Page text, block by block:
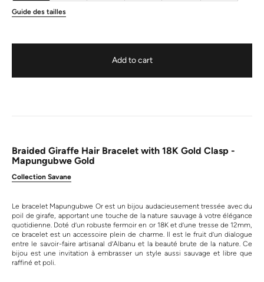
Guide des tailles
Add to cart
Braided Giraffe Hair Bracelet with 18K Gold Clasp -
Mapungubwe Gold
Collection Savane
Le bracelet Mapungubwe Or est un bijou audacieusement tressée avec du
poil de girafe, apportant une touche de la nature sauvage à votre élégance
quotidienne. Doté d’un robuste fermoir en or 18K et d’une tresse de 12mm,
ce bracelet est un accessoire plein de charme. Il est le fruit d’un dialogue
entre le savoir-faire artisanal d’Albanu et la beauté brute de la nature. Ce
bijou est une invitation à embrasser un style aussi sauvage et libre que
raffiné et poli.